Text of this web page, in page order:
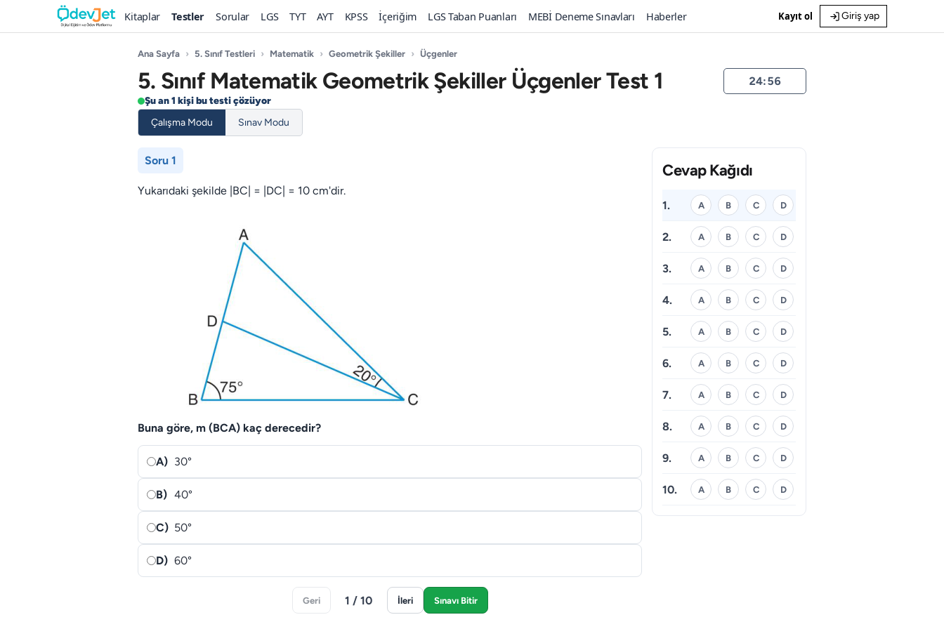
Kitaplar Testler Sorular LGS TYT AYT KPSS İçeriğim LGS Taban Puanları MEBİ Deneme Sınavları Haberler Kayıt ol Giriş yap
Ana Sayfa › 5. Sınıf Testleri › Matematik › Geometrik Şekiller › Üçgenler
5. Sınıf Matematik Geometrik Şekiller Üçgenler Test 1
Şu an 1 kişi bu testi çözüyor
Çalışma Modu
Sınav Modu
24:55
Soru 1
Yukarıdaki şekilde |BC| = |DC| = 10 cm'dir.
Buna göre, m (BCA) kaç derecedir?
A) 30°
B) 40°
C) 50°
D) 60°
Geri 1 / 10 İleri Sınavı Bitir
Cevap Kağıdı
1. A B C D
2. A B C D
3. A B C D
4. A B C D
5. A B C D
6. A B C D
7. A B C D
8. A B C D
9. A B C D
10. A B C D